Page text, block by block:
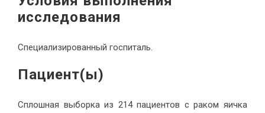
исследования
Специализированный госпиталь.
Пациент(ы)
Сплошная выборка из 214 пациентов с раком яичка